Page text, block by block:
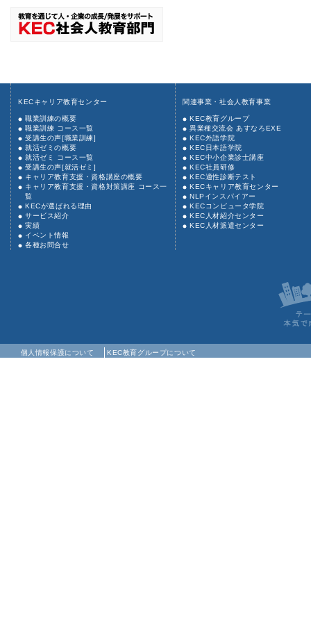
KECキャリア教育センター
職業訓練の概要
職業訓練 コース一覧
受講生の声[職業訓練]
就活ゼミの概要
就活ゼミ コース一覧
受講生の声[就活ゼミ]
キャリア教育支援・資格講座の概要
キャリア教育支援・資格対策講座 コース一
覧
KECが選ばれる理由
サービス紹介
実績
イベント情報
各種お問合せ
関連事業・社会人教育事業
KEC教育グループ
異業種交流会 あすなろEXE
KEC外語学院
KEC日本語学院
KEC中小企業診士講座
KEC社員研修
KEC適性診断テスト
KECキャリア教育センター
NLPインスパイアー
KECコンピュータ学院
KEC人材紹介センター
KEC人材派遣センター
個人情報保護について KEC教育グループについて